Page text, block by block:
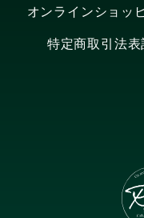
オンラインショッ
特定商取引法表